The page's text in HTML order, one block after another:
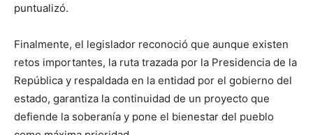
puntualizó.
Finalmente, el legislador reconoció que aunque existen
retos importantes, la ruta trazada por la Presidencia de la
República y respaldada en la entidad por el gobierno del
estado, garantiza la continuidad de un proyecto que
defiende la soberanía y pone el bienestar del pueblo